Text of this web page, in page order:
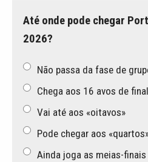
Até onde pode chegar
2026?
Não passa da fase de
Chega aos 16 avos de final
Vai até aos «oitavos»
Pode chegar aos
Ainda joga as meias-finais